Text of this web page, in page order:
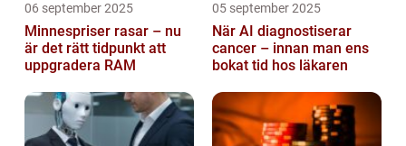
06 september 2025
Minnespriser rasar – nu
är det rätt tidpunkt att
uppgradera RAM
05 september 2025
När AI diagnostiserar
cancer – innan man ens
bokat tid hos läkaren